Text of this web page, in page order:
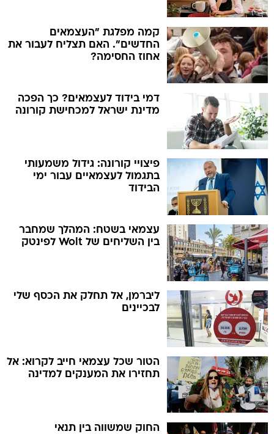
קמה מפלגת "העצמאים
החדשים". האם תצליח לעבור את
אחוז החסימה?
דמי בידוד לעצמאים? כך הפכה
מדינת ישראל למכחישת קורונה
פיצויי קורונה: גידול משמעותי
בתגמול לעצמאיים עבור ימי
הבידוד
עצמאי בשטח: המהלך שמחבר
בין השליחים של Wolt לפינטק
ליברמן, אל תחלק את הכסף שלי
לבכיינים
הטור שכל עצמאי חייב לקרוא: אל
תחזירו את המענקים למדינה
החוק שמשווה בין תנאי